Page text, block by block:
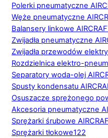
Polerki pneumatyczne
Węże pneumatyczne
Balansery linkowe
Zwijadła pneumatyczne
Zwijadła przewodów
Rozdzielnica elektro-
Separatory woda-olej
Spusty kondensatu
Osuszacze sprężonego
Akcesoria pneumatyczne
Sprężarki śrubowe
Sprężarki tłokowe122